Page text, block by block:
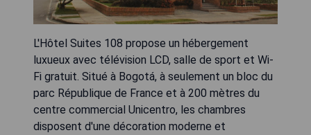
L'Hôtel Suites 108 propose un hébergement
luxueux avec télévision LCD, salle de sport et Wi-
Fi gratuit. Situé à Bogotá, à seulement un bloc du
parc République de France et à 200 mètres du
centre commercial Unicentro, les chambres
disposent d'une décoration moderne et